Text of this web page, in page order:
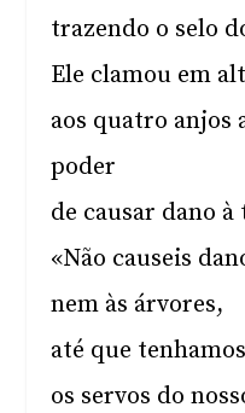
trazendo o selo
Ele clamou em
aos quatro anjos
poder
de causar dano
«Não causeis
nem às árvores,
até que
os servos do